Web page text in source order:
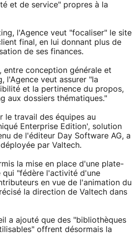
et de service" propres à la
l'Agence veut "focaliser" le site
final, en lui donnant plus de
de ses finances.
entre conception générale et
l'Agence veut assurer "la
et la pertinence du propos,
aux dossiers thématiques."
le travail des équipes au
Enterprise Edition', solution
de l'éditeur Day Software AG, a
par Valtech.
la mise en place d'une plate-
"fédère l'activité d'une
en vue de l'animation du
la direction de Valtech dans
a ajouté que des "bibliothèques
offrent désormais la